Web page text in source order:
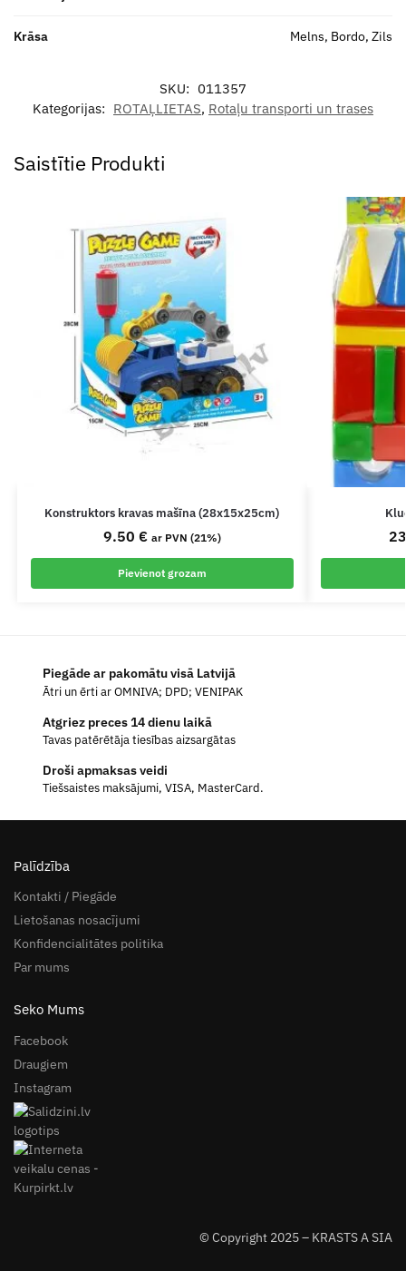
Krāsa Melns, Bordo, Zils
SKU: 011357
Kategorijas: ROTAĻLIETAS, Rotaļu transporti un trases
Saistītie Produkti
Konstruktors kravas mašīna (28x15x25cm)
9.50 € ar PVN (21%)
Pievienot grozam
Piegāde ar pakomātu visā Latvijā
Ātri un ērti ar OMNIVA; DPD; VENIPAK
Atgriez preces 14 dienu laikā
Tavas patērētāja tiesības aizsargātas
Droši apmaksas veidi
Tiešsaistes maksājumi, VISA, MasterCard.
Palīdzība
Kontakti / Piegāde
Lietošanas nosacījumi
Konfidencialitātes politika
Par mums
Seko Mums
Facebook
Draugiem
Instagram
© Copyright 2025 – KRASTS A SIA